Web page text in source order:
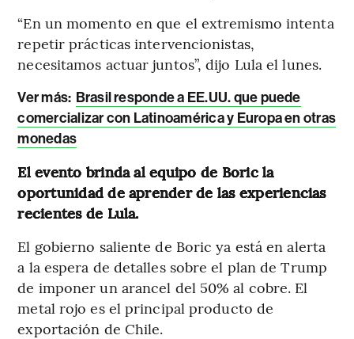
“En un momento en que el extremismo intenta
repetir prácticas intervencionistas,
necesitamos actuar juntos”, dijo Lula el lunes.
Ver más: Brasil responde a EE.UU. que puede
comercializar con Latinoamérica y Europa en otras
monedas
El evento brinda al equipo de Boric la
oportunidad de aprender de las experiencias
recientes de Lula.
El gobierno saliente de Boric ya está en alerta
a la espera de detalles sobre el plan de Trump
de imponer un arancel del 50% al cobre. El
metal rojo es el principal producto de
exportación de Chile.